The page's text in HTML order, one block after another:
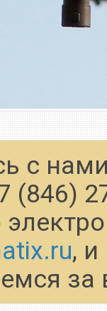
с
(846)
,
за